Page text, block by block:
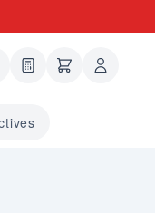
0 articles dans le
undefined